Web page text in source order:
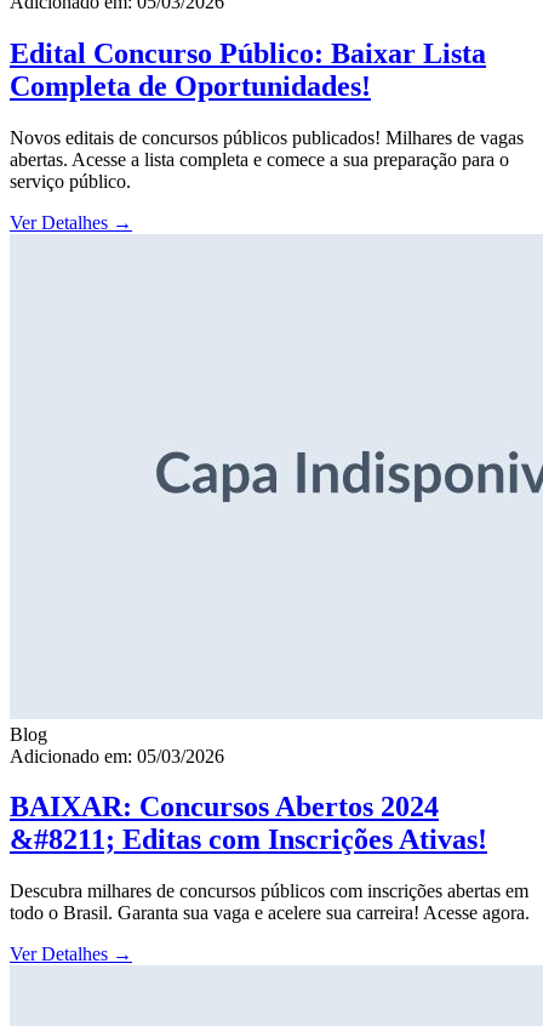
Edital Concurso Público: Baixar Lista
Completa de Oportunidades!
Novos editais de concursos públicos publicados! Milhares de vagas
abertas. Acesse a lista completa e comece a sua preparação para o
serviço público.
Ver Detalhes →
Blog
Adicionado em: 05/03/2026
BAIXAR: Concursos Abertos 2024
&#8211; Editas com Inscrições Ativas!
Descubra milhares de concursos públicos com inscrições abertas em
todo o Brasil. Garanta sua vaga e acelere sua carreira! Acesse agora.
Ver Detalhes →